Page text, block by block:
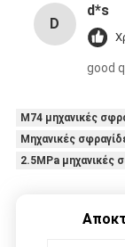
D
d*s
good
M74 μηχανικές
Μηχανικές
2.5MPa μηχανικές